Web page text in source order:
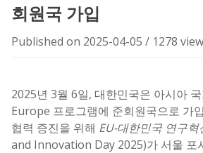
회원국 가입
Published on 2025-04-05 / 1278
2025년 3월 6일, 대한민국은 아시아
Europe 프로그램에 준회원국으로 가
협력 증진을 위해 EU-대한민국 연구
and Innovation Day 2025)가 서울 포